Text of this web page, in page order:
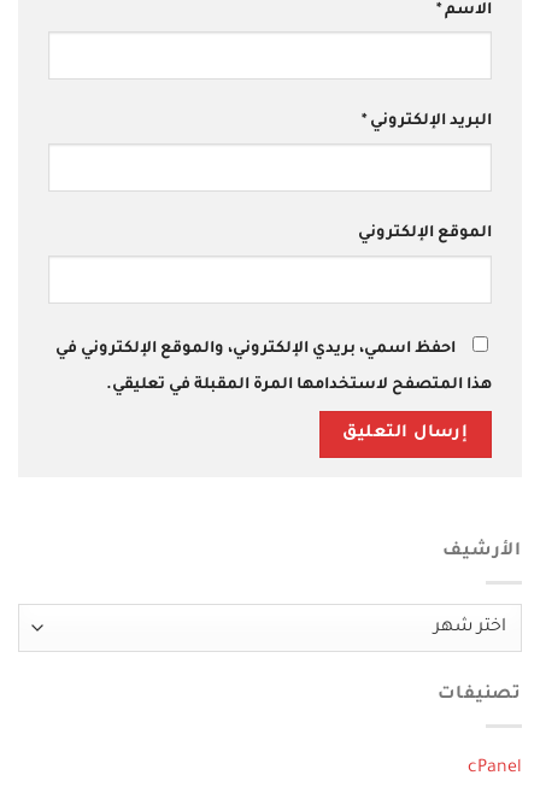
الاسم*
البريد الإلكتروني *
الموقع الإلكتروني
احفظ اسمي، بريدي الإلكتروني، والموقع الإلكتروني في
هذا المتصفح لاستخدامها المرة المقبلة في تعليقي.
الأرشيف
الأرشيف
تصنيفات
cPanel